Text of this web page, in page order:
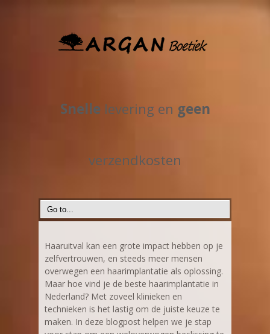
Snelle levering en geen
verzendkosten
Haaruitval kan een grote impact hebben op je
zelfvertrouwen, en steeds meer mensen
overwegen een haarimplantatie als oplossing.
Maar hoe vind je de beste haarimplantatie in
Nederland? Met zoveel klinieken en
technieken is het lastig om de juiste keuze te
maken. In deze blogpost helpen we je stap